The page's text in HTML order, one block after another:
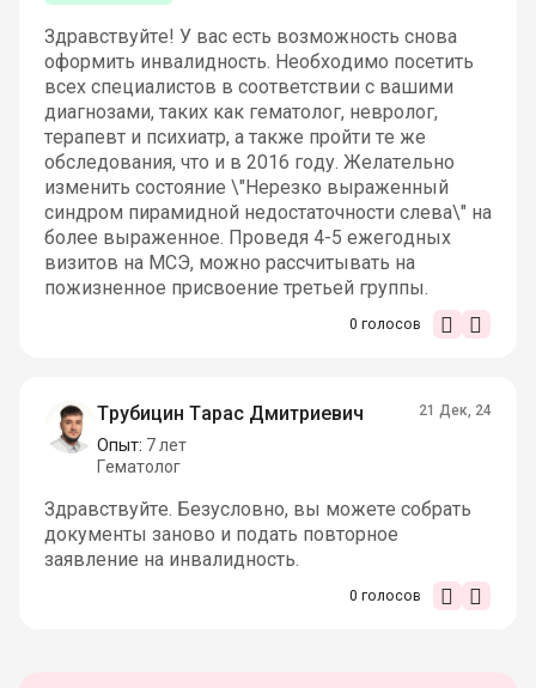
Здравствуйте! У вас есть возможность снова
оформить инвалидность. Необходимо посетить
всех специалистов в соответствии с вашими
диагнозами, таких как гематолог, невролог,
терапевт и психиатр, а также пройти те же
обследования, что и в 2016 году. Желательно
изменить состояние \"Нерезко выраженный
синдром пирамидной недостаточности слева\" на
более выраженное. Проведя 4-5 ежегодных
визитов на МСЭ, можно рассчитывать на
пожизненное присвоение третьей группы.
0 голосов
Трубицин Тарас Дмитриевич
Опыт: 7 лет
Гематолог
21 Дек, 24
Здравствуйте. Безусловно, вы можете собрать
документы заново и подать повторное
заявление на инвалидность.
0 голосов